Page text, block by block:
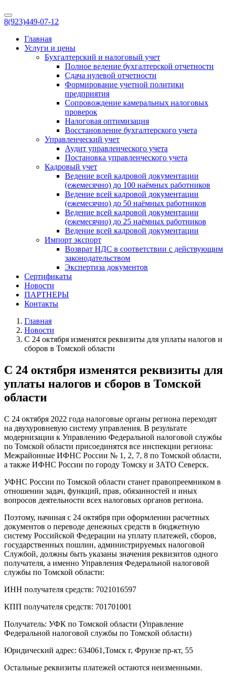
8(923)449-07-12
Главная
Услуги и цены
Бухгалтерский и налоговый учет
Полное ведение бухгалтерской отчетности
Сдача нулевой отчетности
Формирование учетной политики
предприятия
Сопровождение камеральных налоговых
проверок
Налоговая оптимизация
Восстановление бухгалтерского учета
Управленческий учет
Аудит управленческого учета
Постановка управленческого учета
Кадровый учет
Ведение всей кадровой документации
(ежемесячно) до 100 наёмных работников
Ведение всей кадровой документации
(ежемесячно) до 50 наёмных работников
Ведение всей кадровой документации
(ежемесячно) до 25 наёмных работников
Ведение всей кадровой документации
Импорт экспорт
Возврат НДС в соответствии с действующим
законодательством
Экспертиза документов
Сертификаты
Новости
ПАРТНЕРЫ
Контакты
Главная
Новости
C 24 октября изменятся реквизиты для уплаты налогов и
сборов в Томской области
C 24 октября изменятся реквизиты для
уплаты налогов и сборов в Томской
области
С 24 октября 2022 года налоговые органы региона переходят
на двухуровневую систему управления. В результате
модернизации к Управлению Федеральной налоговой службы
по Томской области присоединятся все инспекции региона:
Межрайонные ИФНС России № 1, 2, 7, 8 по Томской области,
а также ИФНС России по городу Томску и ЗАТО Северск.
УФНС России по Томской области станет правопреемником в
отношении задач, функций, прав, обязанностей и иных
вопросов деятельности всех налоговых органов региона.
Поэтому, начиная с 24 октября при оформлении расчетных
документов о переводе денежных средств в бюджетную
систему Российской Федерации на уплату платежей, сборов,
государственных пошлин, администрируемых налоговой
Службой, должны быть указаны значения реквизитов одного
получателя, а именно Управления Федеральной налоговой
службы по Томской области:
ИНН получателя средств: 7021016597
КПП получателя средств: 701701001
Получатель: УФК по Томской области (Управление
Федеральной налоговой службы по Томской области)
Юридический адрес: 634061,Томск г, Фрунзе пр-кт, 55
Остальные реквизиты платежей остаются неизменными.